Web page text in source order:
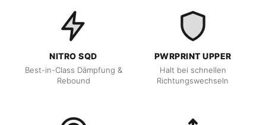
NITRO SQD
Best-in-Class Dämpfung &
Rebound
PWRPRINT UPPER
Halt bei schnellen
Richtungswechseln